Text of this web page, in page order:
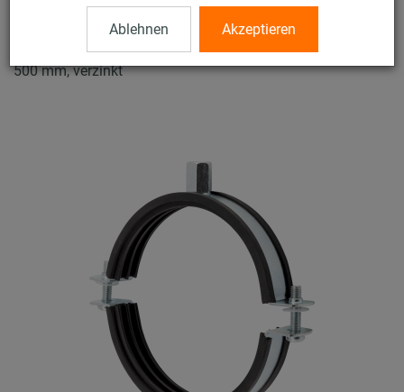
Ablehnen Akzeptieren
Lüftungsschelle Typ S DÄMMGULAST® schwarz, M8/M10,
500 mm, verzinkt